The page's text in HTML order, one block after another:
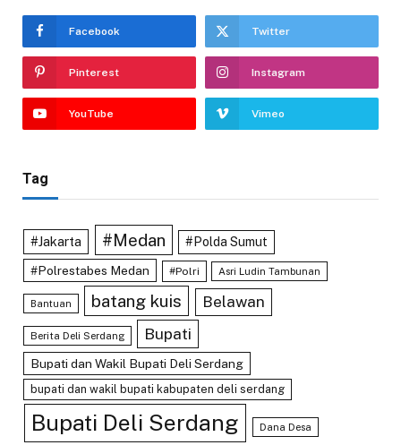
Facebook Twitter
Pinterest Instagram
YouTube Vimeo
Tag
#Jakarta #Medan
#Polda Sumut
#Polrestabes Medan
#Polri Asri Ludin Tambunan
Bantuan batang kuis Belawan
Berita Deli Serdang Bupati
Bupati dan Wakil Bupati Deli Serdang
bupati dan wakil bupati kabupaten deli serdang
Bupati Deli Serdang Dana Desa